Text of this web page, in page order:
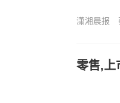
潇湘晨报
零售,上